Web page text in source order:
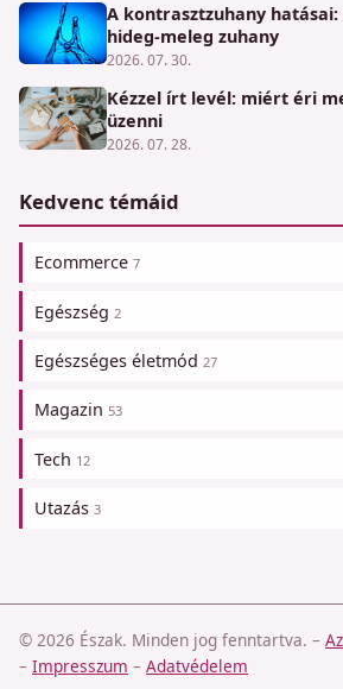
A kontrasztzuhany
hideg-meleg zuhany
2026. 07. 30.
Kézzel írt levél: miért éri
üzenni
2026. 07. 28.
Kedvenc témáid
Ecommerce 7
Egészség 2
Egészséges életmód 27
Magazin 53
Tech 12
Utazás 3
© 2026 Észak. Minden jog fenntartva. –
– Impresszum – Adatvédelem